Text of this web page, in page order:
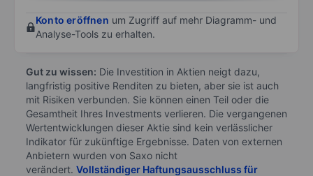
Konto eröffnen um Zugriff auf mehr Diagramm- und
Analyse-Tools zu erhalten.
Gut zu wissen: Die Investition in Aktien neigt dazu,
langfristig positive Renditen zu bieten, aber sie ist auch
mit Risiken verbunden. Sie können einen Teil oder die
Gesamtheit Ihres Investments verlieren. Die vergangenen
Wertentwicklungen dieser Aktie sind kein verlässlicher
Indikator für zukünftige Ergebnisse. Daten von externen
Anbietern wurden von Saxo nicht
verändert. Vollständiger Haftungsausschluss für